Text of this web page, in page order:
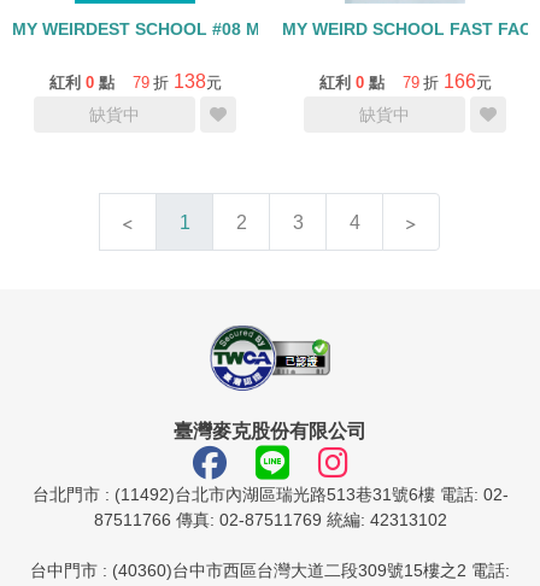
MY WEIRDEST SCHOOL #08 MRS. MASTER IS A DISASTER
紅利 0 點 79 折 138元
缺貨中
MY WEIRD SCHOOL FAST
紅利 0 點 79 折 166元
缺貨中
1 2 3 4
臺灣麥克股份有限公司
台北門市 : (11492)台北市內湖區瑞光路513巷31號6樓 電話: 02-
87511766 傳真: 02-87511769 統編: 42313102
台中門市 : (40360)台中市西區台灣大道二段309號15樓之2 電話: